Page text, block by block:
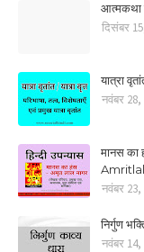
आत्मकथा
दिसंबर
यात्रा
नवंबर 28,
मानस
नवंबर 23,
निर्गुण
नवंबर 14,